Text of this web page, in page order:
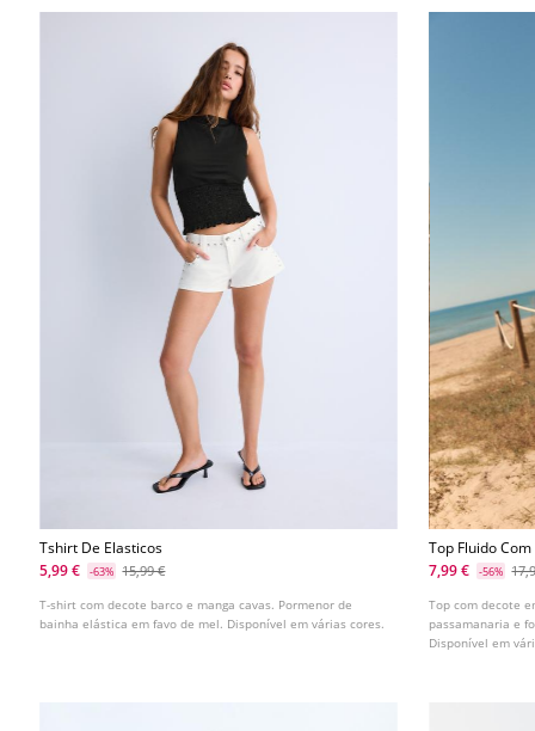
Tshirt De Elasticos
5,99 €
-63% 15,99 €
T-shirt com decote barco e manga cavas. Pormenor de
bainha elástica em favo de mel. Disponível em várias cores.
Top Fluido
7,99 €
-56%
Top com decote
passamanaria e
Disponível em